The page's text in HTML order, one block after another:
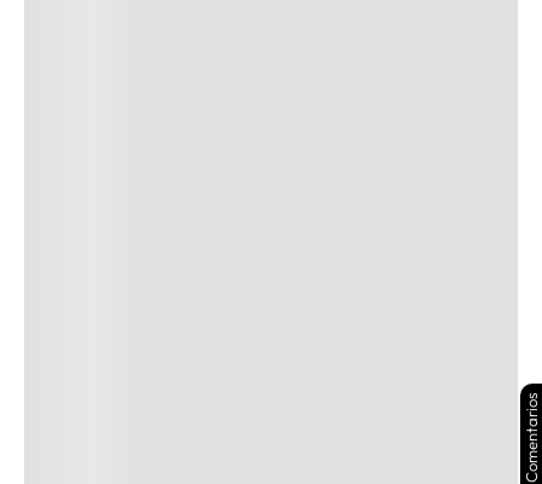
Comentarios